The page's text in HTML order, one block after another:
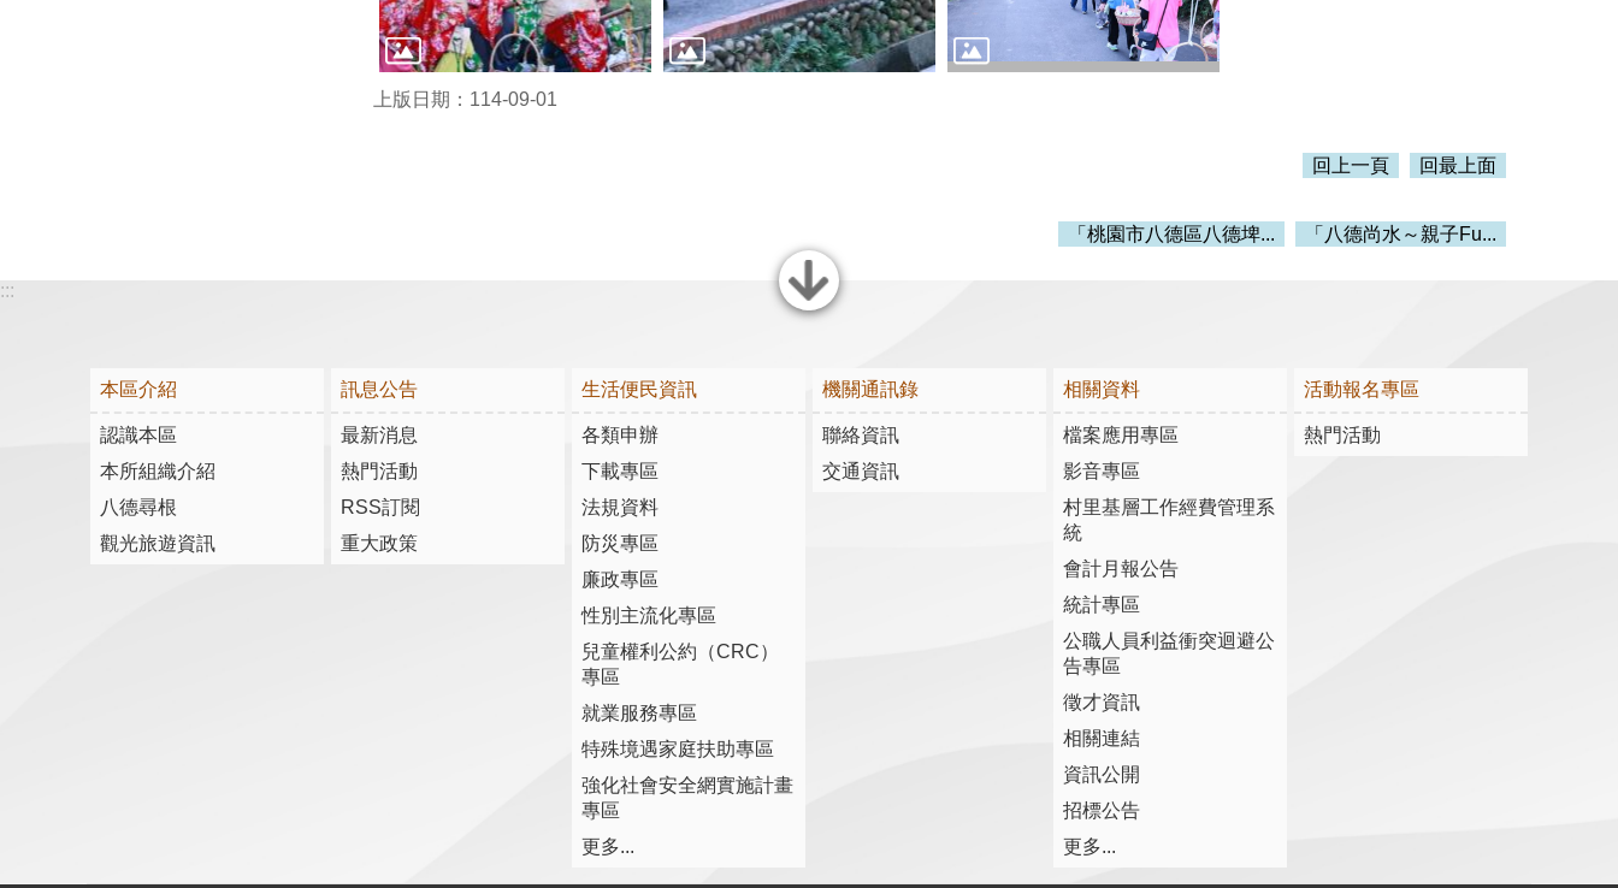
上版日期：114-09-01
回上一頁 回最上面
「桃園市八德區八德埤... 「八德尚水～親子Fu...
關閉
:::
本區介紹
認識本區
本所組織介紹
八德尋根
觀光旅遊資訊
訊息公告
最新消息
熱門活動
RSS訂閱
重大政策
生活便民資訊
各類申辦
下載專區
法規資料
防災專區
廉政專區
性別主流化專區
兒童權利公約（CRC）
專區
就業服務專區
特殊境遇家庭扶助專區
強化社會安全網實施計畫
專區
更多...
機關通訊錄
聯絡資訊
交通資訊
相關資料
檔案應用專區
影音專區
村里基層工作經費管理系
統
會計月報公告
統計專區
公職人員利益衝突迴避公
告專區
徵才資訊
相關連結
資訊公開
招標公告
更多...
活動報名專區
熱門活動